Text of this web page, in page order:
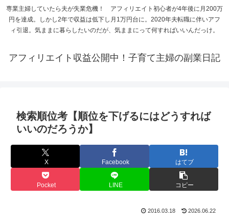
専業主婦していたら夫が失業危機！ アフィリエイト初心者が4年後に月200万
円を達成。しかし2年で収益は低下し月1万円台に。2020年夫転職に伴いアフ
ィ引退。気ままに暮らしたいのだが、気ままにって何すればいいんだっけ。
アフィリエイト収益公開中！子育て主婦の副業日記
検索順位考【順位を下げるにはどうすれば
いいのだろうか】
X Facebook はてブ
Pocket LINE コピー
2016.03.18 2026.06.22